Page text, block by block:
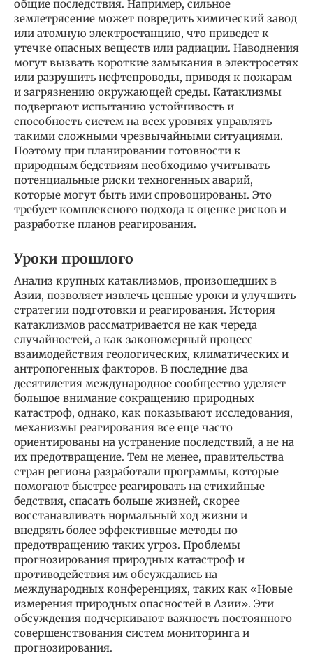
общие последствия. Например, сильное
землетрясение может повредить химический завод
или атомную электростанцию, что приведет к
утечке опасных веществ или радиации. Наводнения
могут вызвать короткие замыкания в электросетях
или разрушить нефтепроводы, приводя к пожарам
и загрязнению окружающей среды. Катаклизмы
подвергают испытанию устойчивость и
способность систем на всех уровнях управлять
такими сложными чрезвычайными ситуациями.
Поэтому при планировании готовности к
природным бедствиям необходимо учитывать
потенциальные риски техногенных аварий,
которые могут быть ими спровоцированы. Это
требует комплексного подхода к оценке рисков и
разработке планов реагирования.
Уроки прошлого
Анализ крупных катаклизмов, произошедших в
Азии, позволяет извлечь ценные уроки и улучшить
стратегии подготовки и реагирования. История
катаклизмов рассматривается не как череда
случайностей, а как закономерный процесс
взаимодействия геологических, климатических и
антропогенных факторов. В последние два
десятилетия международное сообщество уделяет
большое внимание сокращению природных
катастроф, однако, как показывают исследования,
механизмы реагирования все еще часто
ориентированы на устранение последствий, а не на
их предотвращение. Тем не менее, правительства
стран региона разработали программы, которые
помогают быстрее реагировать на стихийные
бедствия, спасать больше жизней, скорее
восстанавливать нормальный ход жизни и
внедрять более эффективные методы по
предотвращению таких угроз. Проблемы
прогнозирования природных катастроф и
противодействия им обсуждались на
международных конференциях, таких как «Новые
измерения природных опасностей в Азии». Эти
обсуждения подчеркивают важность постоянного
совершенствования систем мониторинга и
прогнозирования.